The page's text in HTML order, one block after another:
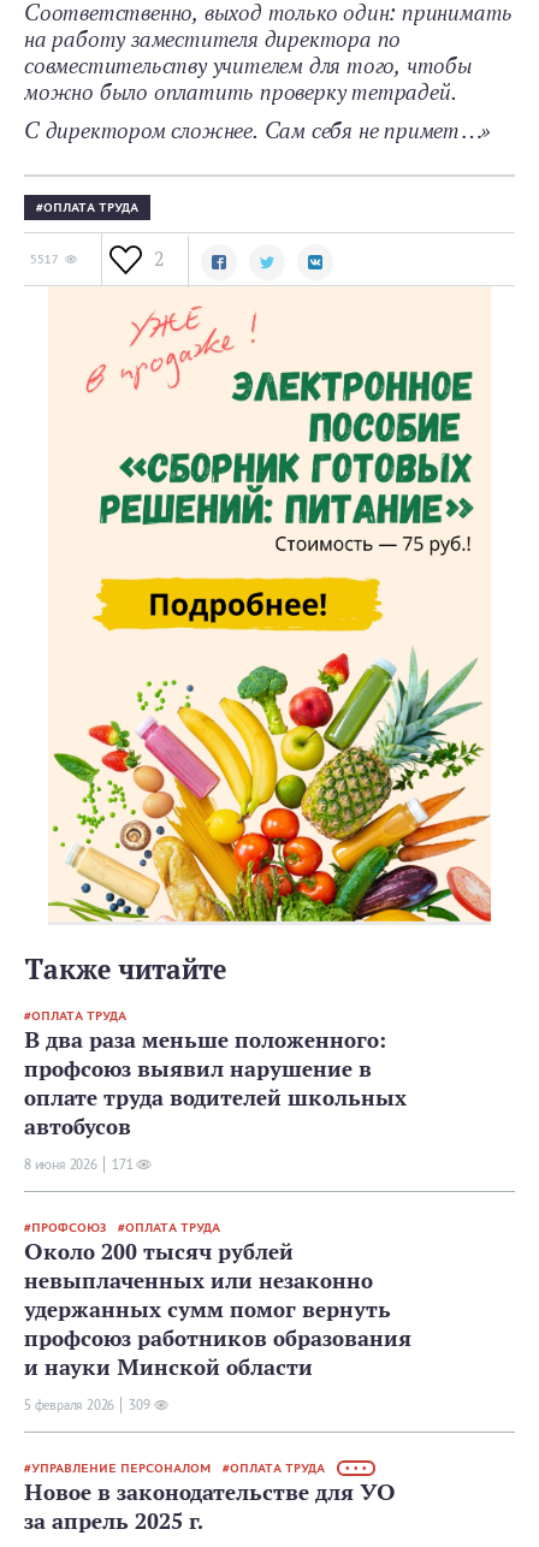
Соответственно, выход только один: принимать
на работу заместителя директора по
совместительству учителем для того, чтобы
можно было оплатить проверку тетрадей.
С директором сложнее. Сам себя не примет…»
ОПЛАТА ТРУДА
5517 2
Также читайте
ОПЛАТА ТРУДА
В два раза меньше положенного:
профсоюз выявил нарушение в
оплате труда водителей школьных
автобусов
8 июня 2026 171
ПРОФСОЮЗ ОПЛАТА ТРУДА
Около 200 тысяч рублей
невыплаченных или незаконно
удержанных сумм помог вернуть
профсоюз работников образования
и науки Минской области
5 февраля 2026 309
УПРАВЛЕНИЕ ПЕРСОНАЛОМ ОПЛАТА ТРУДА • • •
Новое в законодательстве для УО
за апрель 2025 г.